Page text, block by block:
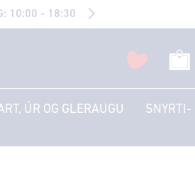
10:00 - 18:30
ÚR OG GLERAUGU SNYRTI-